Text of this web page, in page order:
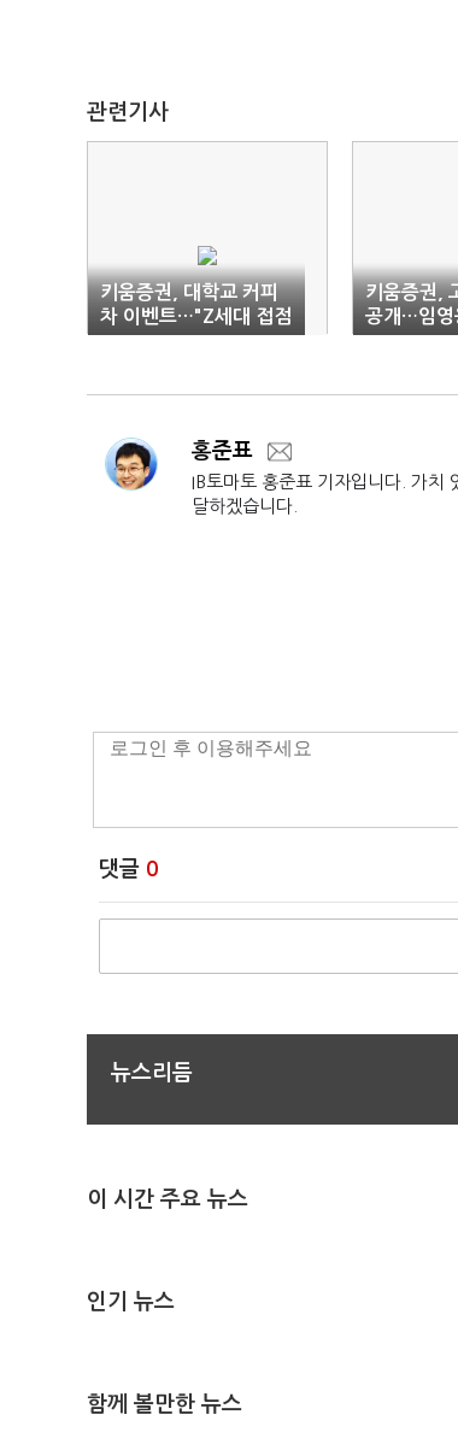
관련기사
키움증권, 대학교 커피
차 이벤트…"Z세대 접점
강화"
키움증권,
공개…임영
만
홍준표
IB토마토 홍준표 기자입니다. 가치
달하겠습니다.
댓글 0
뉴스리듬
이 시간 주요 뉴스
인기 뉴스
함께 볼만한 뉴스